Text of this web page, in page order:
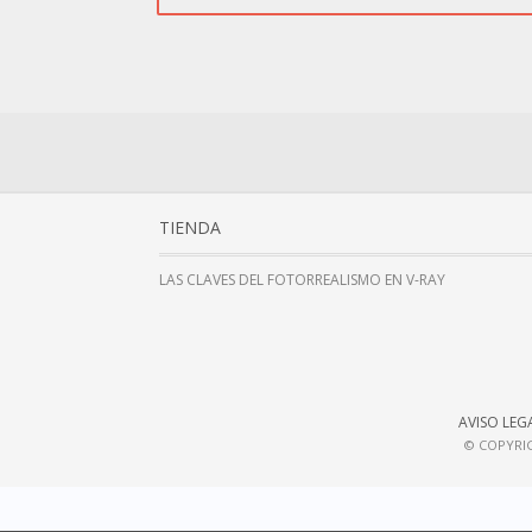
TIENDA
LAS CLAVES DEL FOTORREALISMO EN V-RAY
AVISO
©